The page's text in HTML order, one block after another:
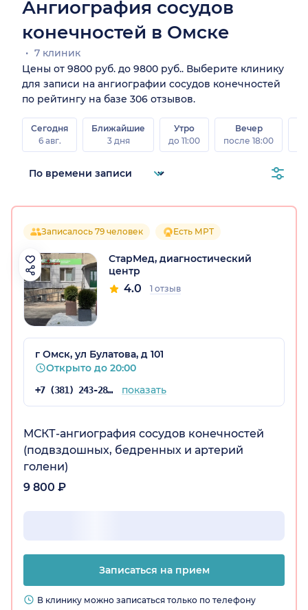
Ангиография сосудов
конечностей в Омске
7 клиник
Цены от 9800 руб. до 9800 руб.. Выберите клинику
для записи на ангиографии сосудов конечностей
по рейтингу на базе 306 отзывов.
Сегодня
6 авг.
Ближайшие
3 дня
Утро
до 11:00
Вечер
после 18:00
Записалось 79 человек Есть МРТ
СтарМед, диагностический
центр
4.0 1 отзыв
г Омск, ул Булатова, д 101
Открыто до 20:00
+7 (381) 243-28-69 показать
МСКТ-ангиография сосудов конечностей
(подвздошных, бедренных и артерий
голени)
9 800 ₽
Записаться на прием
В клинику можно записаться только по телефону